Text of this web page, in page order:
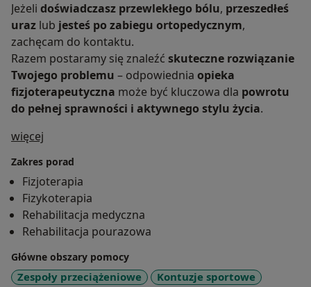
Jeżeli doświadczasz przewlekłego bólu, przeszedłeś
uraz lub jesteś po zabiegu ortopedycznym,
zachęcam do kontaktu.
Razem postaramy się znaleźć skuteczne rozwiązanie
Twojego problemu – odpowiednia opieka
fizjoterapeutyczna może być kluczowa dla powrotu
do pełnej sprawności i aktywnego stylu życia.
więcej
Zakres porad
Fizjoterapia
Fizykoterapia
Rehabilitacja medyczna
Rehabilitacja pourazowa
Główne obszary pomocy
Zespoły przeciążeniowe
Kontuzje sportowe